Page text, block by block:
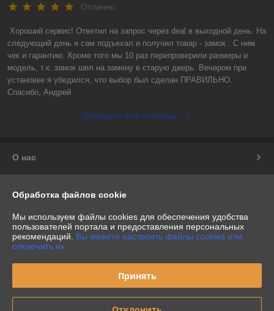
Отлично
Хороший сервис! Ответил на запрос через deal в выходной день. На
следующий день я сам подъехал и получил товар - замок . С ним
чек и гарантию. Кроме того мы 10 раз перепроверили размеры и
модель, т.к. замок шел на замену в старую дверь. Вечером при
установке я убедился, что выбор был сделан ПРАВИЛЬНО.
Спасибо, Андрей
Показать все отзывы
О нас
Доставка и оплата
График работы
Политика обработки cookies
Обработка файлов cookie
Мы используем файлы cookies для обеспечения удобства
пользователей портала и предоставления персональных
рекомендаций. Вы можете настроить файлы cookies или
отключить их.
Принять